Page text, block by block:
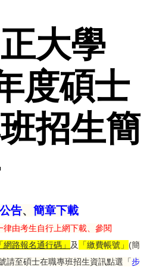
大學
度碩士
招生簡
告、 簡章下載
由考生自行上網下載、參閱
「網路報名通行碼」 及 「繳費帳號」 (簡
請至碩士在職專班招生資訊點選「步